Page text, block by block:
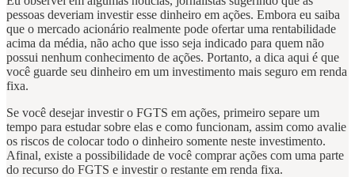
pessoas deveriam investir esse dinheiro em ações. Embora eu saiba
que o mercado acionário realmente pode ofertar uma rentabilidade
acima da média, não acho que isso seja indicado para quem não
possui nenhum conhecimento de ações. Portanto, a dica aqui é que
você guarde seu dinheiro em um investimento mais seguro em renda
fixa.
Se você desejar investir o FGTS em ações, primeiro separe um
tempo para estudar sobre elas e como funcionam, assim como avalie
os riscos de colocar todo o dinheiro somente neste investimento.
Afinal, existe a possibilidade de você comprar ações com uma parte
do recurso do FGTS e investir o restante em renda fixa.